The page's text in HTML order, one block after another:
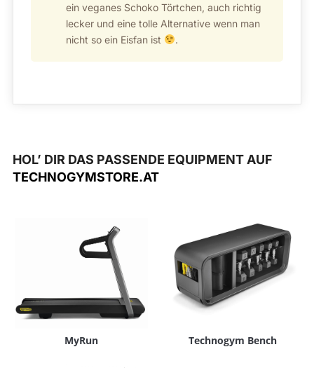
ein veganes Schoko Törtchen, auch richtig
lecker und eine tolle Alternative wenn man
nicht so ein Eisfan ist
.
HOL’ DIR DAS PASSENDE EQUIPMENT AUF
TECHNOGYMSTORE.AT
MyRun Technogym Bench